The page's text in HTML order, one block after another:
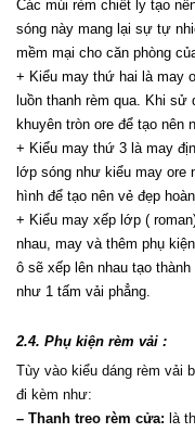
Các múi rèm chiết ly tạo
sóng này mang lại sự tự
mềm mại cho căn phòng
+ Kiểu may thứ hai là may
luồn thanh rèm qua. Khi
khuyên tròn ore để tạo nên
+ Kiểu may thứ 3 là may
lớp sóng như kiểu may ore
hình để tạo nên vẻ đẹp
+ Kiểu may xếp lớp (
nhau, may và thêm phụ
ô sẽ xếp lên nhau tạo
như 1 tấm vải phẳng.
2.4. Phụ kiện rèm vải :
Tùy vào kiểu dáng rèm vải
đi kèm như:
– Thanh treo rèm cửa: là